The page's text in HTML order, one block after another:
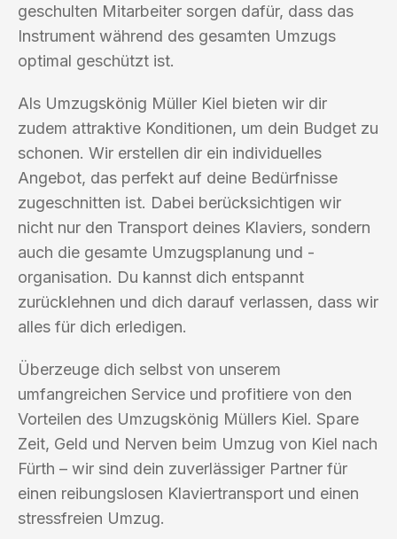
geschulten Mitarbeiter sorgen dafür, dass das
Instrument während des gesamten Umzugs
optimal geschützt ist.
Als Umzugskönig Müller Kiel bieten wir dir
zudem attraktive Konditionen, um dein Budget zu
schonen. Wir erstellen dir ein individuelles
Angebot, das perfekt auf deine Bedürfnisse
zugeschnitten ist. Dabei berücksichtigen wir
nicht nur den Transport deines Klaviers, sondern
auch die gesamte Umzugsplanung und -
organisation. Du kannst dich entspannt
zurücklehnen und dich darauf verlassen, dass wir
alles für dich erledigen.
Überzeuge dich selbst von unserem
umfangreichen Service und profitiere von den
Vorteilen des Umzugskönig Müllers Kiel. Spare
Zeit, Geld und Nerven beim Umzug von Kiel nach
Fürth – wir sind dein zuverlässiger Partner für
einen reibungslosen Klaviertransport und einen
stressfreien Umzug.